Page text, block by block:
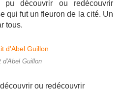
découvrir ou redécouvrir
qui fut un fleuron de la cité. Un
tous.
d'Abel Guillon
ou redécouvrir